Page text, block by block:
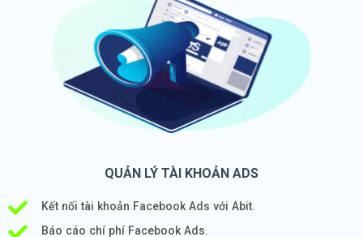
QUẢN LÝ TÀI KHOẢN ADS
Kết nối tài khoản Facebook Ads với Abit.
Báo cáo chí phí Facebook Ads.